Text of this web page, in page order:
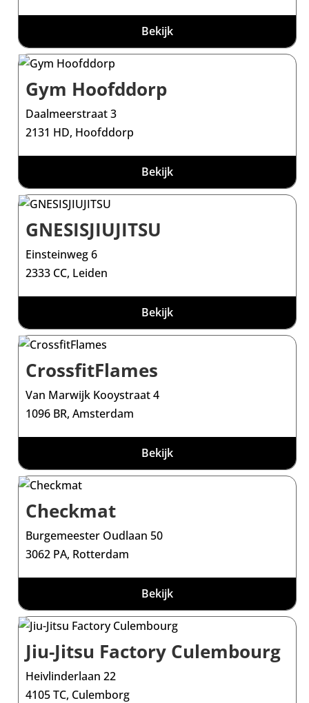
Bekijk
Gym Hoofddorp
Daalmeerstraat 3
2131 HD, Hoofddorp
Bekijk
GNESISJIUJITSU
Einsteinweg 6
2333 CC, Leiden
Bekijk
CrossfitFlames
Van Marwijk Kooystraat 4
1096 BR, Amsterdam
Bekijk
Checkmat
Burgemeester Oudlaan 50
3062 PA, Rotterdam
Bekijk
Jiu-Jitsu Factory Culembourg
Heivlinderlaan 22
4105 TC, Culemborg